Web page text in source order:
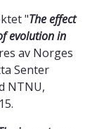
"The effect
evolution in
av Norges
Senter
NTNU,